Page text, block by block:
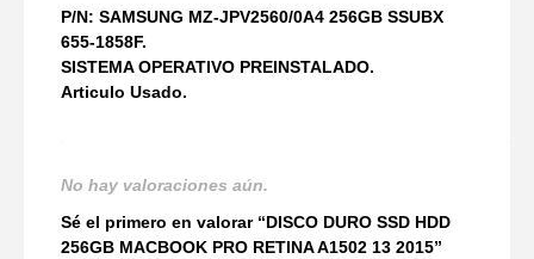
P/N: SAMSUNG MZ-JPV2560/0A4 256GB SSUBX
655-1858F.
SISTEMA OPERATIVO PREINSTALADO.
Articulo Usado.
No hay valoraciones aún.
Sé el primero en valorar “DISCO DURO SSD HDD
256GB MACBOOK PRO RETINA A1502 13 2015”